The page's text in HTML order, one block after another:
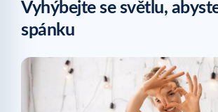
Vyhýbejte se světlu,
spánku